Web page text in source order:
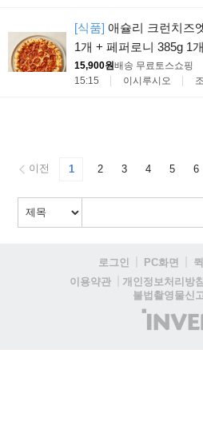
[식품] 애슐리 크런치즈
1개 + 페퍼로니 385g 1
15,900원배송 무료 토스쇼핑
15:15
이시루시오
이전 1 2 3 4 5 6
로그인 PC화면
이용약관
개인정보처리방
불법촬영물신
(주)
인